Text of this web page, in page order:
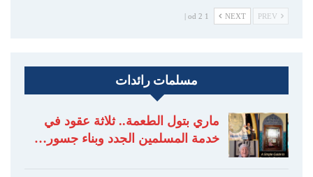
NEXT
1 od 2 |
مسلمات رائدات
ماري بتول الطعمة.. ثلاثة عقود في
خدمة المسلمين الجدد وبناء جسور…